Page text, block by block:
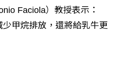
Faciola）教授表示：
少甲烷排放，還將給乳牛更